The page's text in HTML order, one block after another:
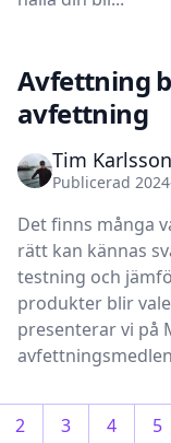
Avfettning
avfettning
Tim Karlsson
Publicerad
Det finns många
rätt kan kännas
testning och
produkter blir
presenterar vi på
2 3 4 5